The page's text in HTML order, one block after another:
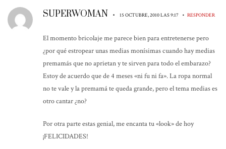
SUPERWOMAN • 15 OCTUBRE, 2010 LAS 9:17 • RESPONDER
El momento bricolaje me parece bien para entretenerse pero
¿por qué estropear unas medias monísimas cuando hay medias
premamás que no aprietan y te sirven para todo el embarazo?
Estoy de acuerdo que de 4 meses «ni fu ni fa». La ropa normal
no te vale y la premamá te queda grande, pero el tema medias es
otro cantar ¿no?
Por otra parte estas genial, me encanta tu «look» de hoy
¡FELICIDADES!